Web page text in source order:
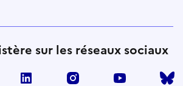
sur les réseaux sociaux
linkedin instagram youtube